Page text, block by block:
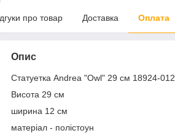
про товар Доставка Оплата
Опис
Статуетка Andrea "Owl" 29 см 18924-012
Висота 29 см
ширина 12 см
матеріал - полістоун